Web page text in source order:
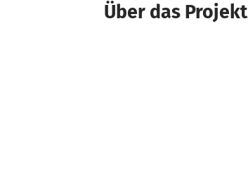
Über das Projekt